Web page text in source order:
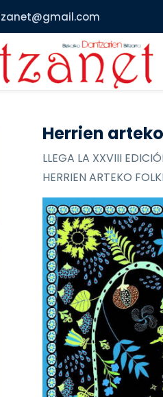
Herrien
LLEGA LA XXVIII
HERRIEN ARTEKO